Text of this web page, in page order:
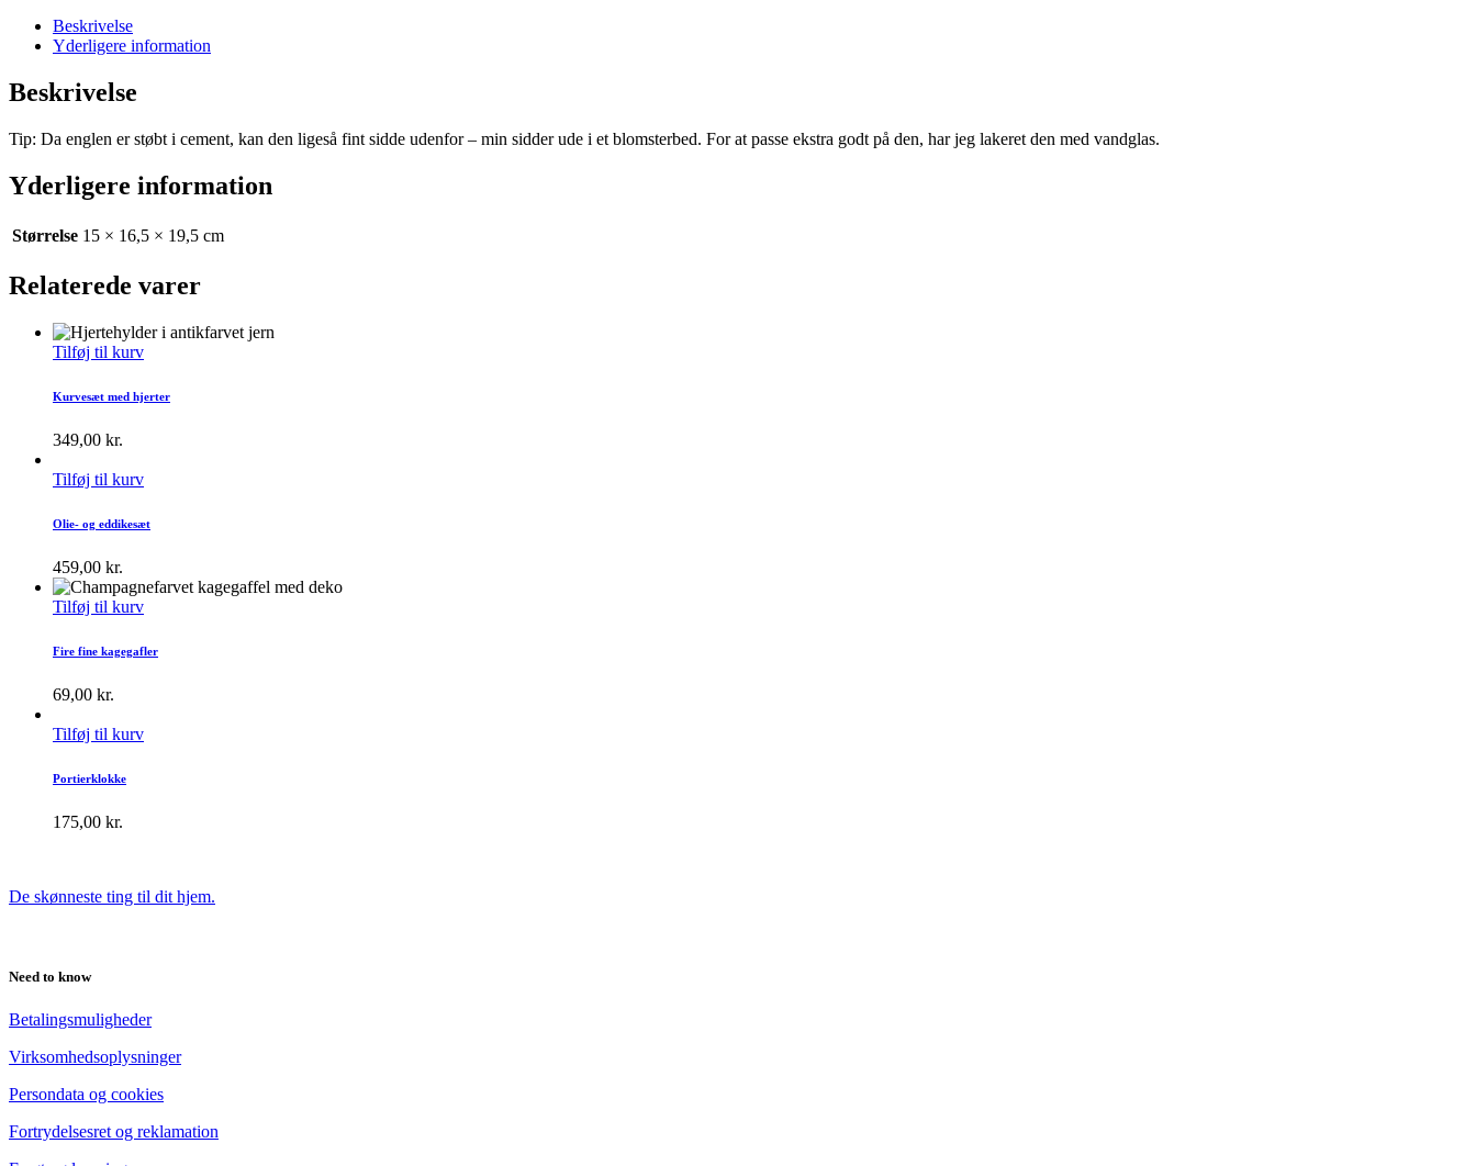
Beskrivelse
Yderligere information
Beskrivelse
Tip: Da englen er støbt i cement, kan den ligeså fint sidde udenfor – min sidder ude i et blomsterbed. For at passe ekstra godt på den, har jeg lakeret den med vandglas.
Yderligere information
Størrelse 15 × 16,5 × 19,5 cm
Relaterede varer
Tilføj til kurv
Kurvesæt med hjerter
349,00 kr.
Tilføj til kurv
Olie- og eddikesæt
459,00 kr.
Tilføj til kurv
Fire fine kagegafler
69,00 kr.
Tilføj til kurv
Portierklokke
175,00 kr.
De skønneste ting til dit hjem.
Need to know
Betalingsmuligheder
Virksomhedsoplysninger
Persondata og cookies
Fortrydelsesret og reklamation